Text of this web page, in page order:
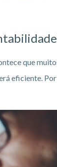
que
eficiente.